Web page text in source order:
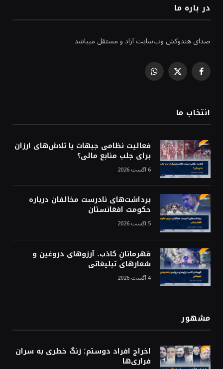
در باره ما
صدای هندوکش وب‌سایت آزاد و مستقل میباشد
Facebook
X
WhatsApp
انتخاب ما
فعالیت نظامی جبهات یا تلاش‌های ارزان
برای جلب منابع مالی؟
6 آگست 2026
برداشت‌های نادرست مخالفان درباره
حکومت افغانستان
5 آگست 2026
قهرمانانِ کاذب، آرزوهای دروغین و
شعارهای تبلیغاتی
4 آگست 2026
مشهور
اخراج افراد دوستم؛ زنگ خطری به سران
فراری‌ها